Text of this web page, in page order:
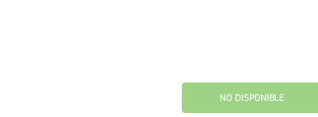
NO DISPONIBLE